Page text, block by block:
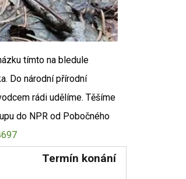
tímto na bledule
Do národní přírodní
rádi udělíme. Těšíme
do NPR od Pobočného
Termín konání